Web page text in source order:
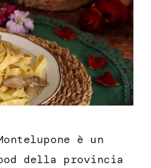
è un
della provincia